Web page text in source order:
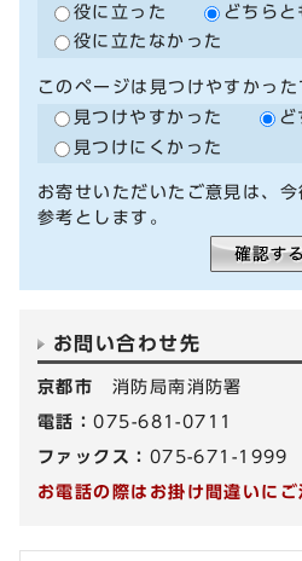
役に立った
どちらと
役に立たなかった
このページは見つけやすかった
見つけやすかった
ど
見つけにくかった
お寄せいただいたご意見は、
参考とします。
お問い合わせ先
京都市 消防局南消防署
電話：075-681-0711
ファックス： 075-671-1999
お電話の際はお掛け間違いにご